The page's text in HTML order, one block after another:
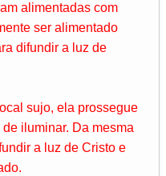
alimentadas com
ser alimentado
difundir a luz de
sujo, ela prossegue
iluminar. Da mesma
a luz de Cristo e